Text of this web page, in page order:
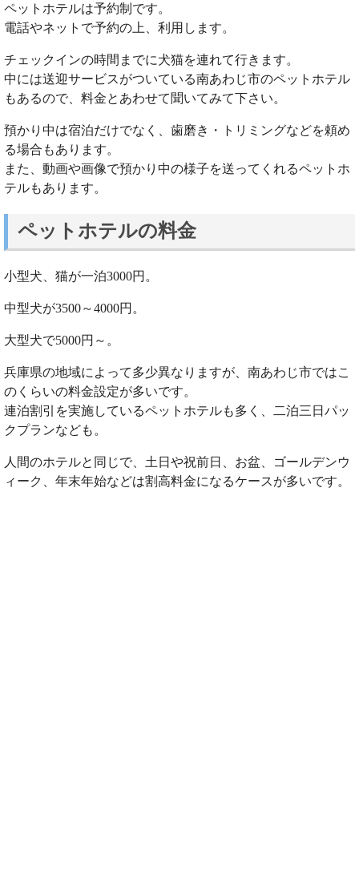
ペットホテルは予約制です。
電話やネットで予約の上、利用します。
チェックインの時間までに犬猫を連れて行きます。
中には送迎サービスがついている南あわじ市のペットホテル
もあるので、料金とあわせて聞いてみて下さい。
預かり中は宿泊だけでなく、歯磨き・トリミングなどを頼め
る場合もあります。
また、動画や画像で預かり中の様子を送ってくれるペットホ
テルもあります。
ペットホテルの料金
小型犬、猫が一泊3000円。
中型犬が3500～4000円。
大型犬で5000円～。
兵庫県の地域によって多少異なりますが、南あわじ市ではこ
のくらいの料金設定が多いです。
連泊割引を実施しているペットホテルも多く、二泊三日パッ
クプランなども。
人間のホテルと同じで、土日や祝前日、お盆、ゴールデンウ
ィーク、年末年始などは割高料金になるケースが多いです。